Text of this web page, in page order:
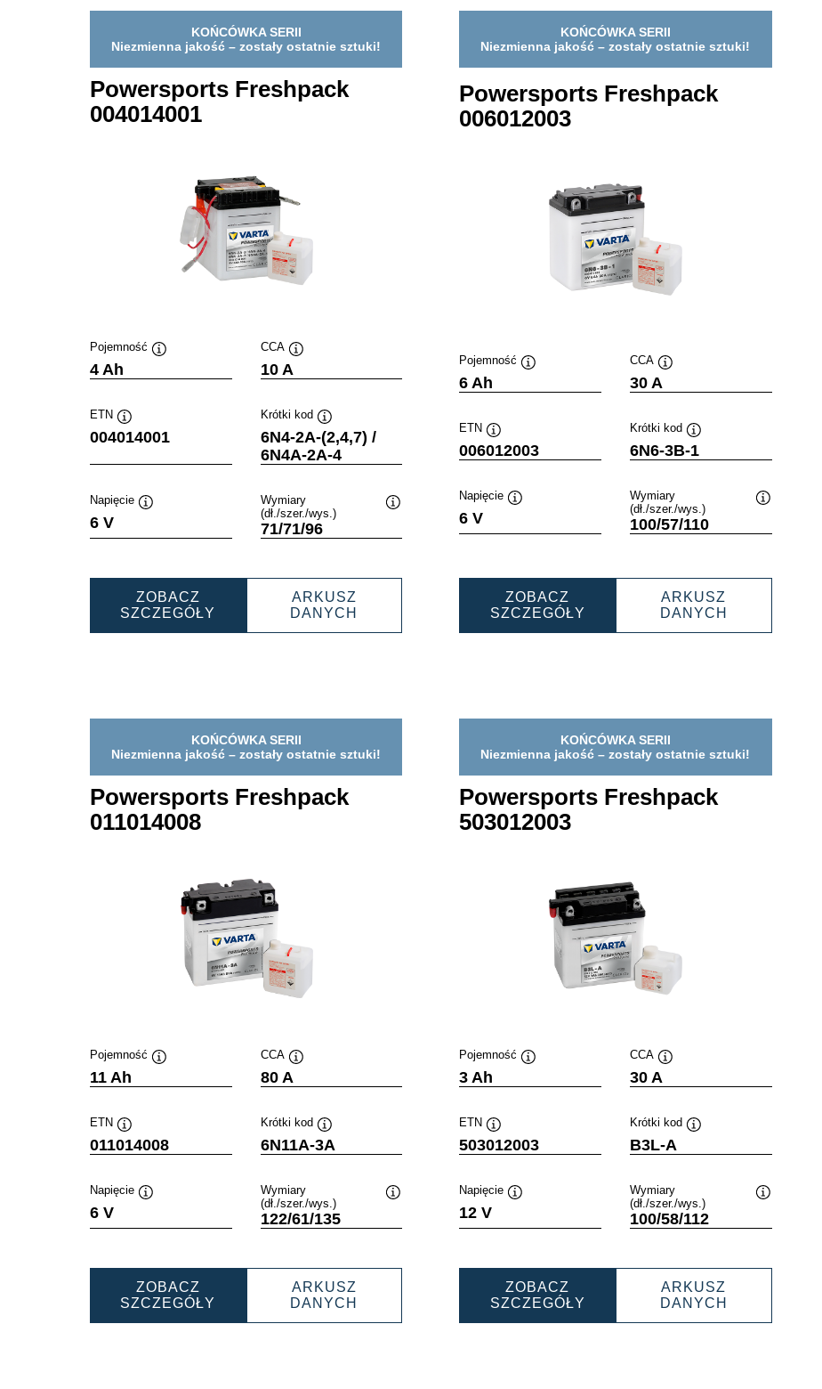
KOŃCÓWKA SERII
Niezmienna jakość – zostały ostatnie sztuki!
Powersports Freshpack
004014001
Pojemność
4 Ah
CCA
10 A
ETN
Podpowiedz
004014001
Krótki kod
Podpowiedz
6N4-2A-(2,4,7) /
6N4A-2A-4
Napięcie
6 V
Wymiary
(dł./szer./wys.)
71/71/96
ZOBACZ
SZCZEGÓŁY POWERSPORTS
ARKUSZ
DANYCH
KOŃCÓWKA SERII
Niezmienna jakość – zostały ostatnie sztuki!
Powersports Freshpack
006012003
Pojemność
6 Ah
CCA
30 A
ETN
Podpowiedz
006012003
Krótki kod
Podpowiedz
6N6-3B-1
Napięcie
6 V
Wymiary
(dł./szer./wys.)
100/57/110
ZOBACZ
SZCZEGÓŁY POWERSPORTS
ARKUSZ
DANYCH
KOŃCÓWKA SERII
Niezmienna jakość – zostały ostatnie sztuki!
Powersports Freshpack
011014008
Pojemność
11 Ah
CCA
80 A
ETN
Podpowiedz
011014008
Krótki kod
Podpowiedz
6N11A-3A
Napięcie
6 V
Wymiary
(dł./szer./wys.)
122/61/135
ZOBACZ
SZCZEGÓŁY POWERSPORTS
FRESHPACK
ARKUSZ
DANYCH
FRESHPACK
KOŃCÓWKA SERII
Niezmienna jakość – zostały ostatnie sztuki!
Powersports Freshpack
503012003
Pojemność
3 Ah
CCA
30 A
ETN
Podpowiedz
503012003
Krótki kod
B3L-A
Napięcie
12 V
Wymiary
(dł./szer./wys.)
100/58/112
ZOBACZ
SZCZEGÓŁY POWERSPORTS
FRESHPACK
ARKUSZ
DANYCH
FRESHPACK